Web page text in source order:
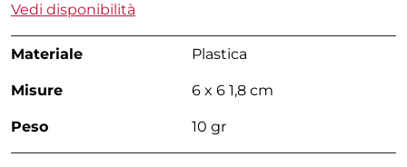
Vedi disponibilità
Materiale Plastica
Misure 6 x 6 1,8 cm
Peso 10 gr